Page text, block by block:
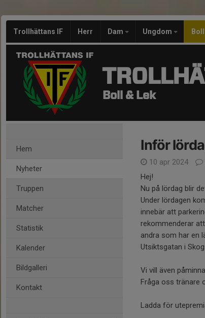
Trollhättans IF Herr Dam Ungdom
Boll & Lek
Hem
Nyheter
Truppen
Matcher
Statistik
Kalender
Bildgalleri
Kontakt
Inför
10 apr 2024
Hej!
Nu på lördag blir
Under lördagen
innebär att
rekommenderar
andra som har en
Utsiktsgatan i
Vi vill även
Fråga oss tränare
Ladda för